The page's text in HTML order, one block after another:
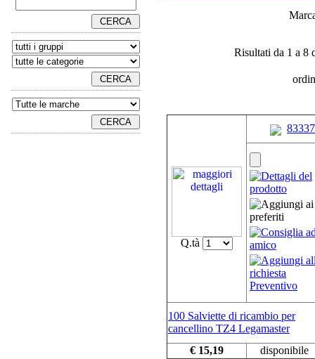
Risultati da 1 a 8
Q.tà
83337
100 Salviette di ricambio per
cancellino TZ4 Legamaster
€ 15,19
disponibile